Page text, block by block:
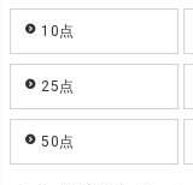
10点
25点
50点